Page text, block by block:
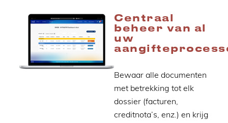
Centraal
beheer van al
uw
Bewaar alle documenten
met betrekking tot elk
dossier (facturen,
creditnota’s, enz.) en krijg